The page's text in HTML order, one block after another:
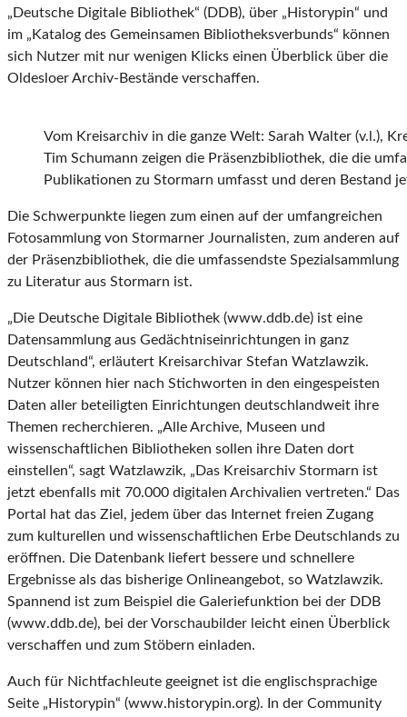
„Deutsche Digitale Bibliothek“ (DDB), über „Historypin“ und
im „Katalog des Gemeinsamen Bibliotheksverbunds“ können
sich Nutzer mit nur wenigen Klicks einen Überblick über die
Oldesloer Archiv-Bestände verschaffen.
Vom Kreisarchiv in die ganze Welt: Sarah Walter (v.l.),
Tim Schumann zeigen die Präsenzbibliothek, die die
Publikationen zu Stormarn umfasst und deren Bestand
Die Schwerpunkte liegen zum einen auf der umfangreichen
Fotosammlung von Stormarner Journalisten, zum anderen auf
der Präsenzbibliothek, die die umfassendste Spezialsammlung
zu Literatur aus Stormarn ist.
„Die Deutsche Digitale Bibliothek (www.ddb.de) ist eine
Datensammlung aus Gedächtniseinrichtungen in ganz
Deutschland“, erläutert Kreisarchivar Stefan Watzlawzik.
Nutzer können hier nach Stichworten in den eingespeisten
Daten aller beteiligten Einrichtungen deutschlandweit ihre
Themen recherchieren. „Alle Archive, Museen und
wissenschaftlichen Bibliotheken sollen ihre Daten dort
einstellen“, sagt Watzlawzik, „Das Kreisarchiv Stormarn ist
jetzt ebenfalls mit 70.000 digitalen Archivalien vertreten.“ Das
Portal hat das Ziel, jedem über das Internet freien Zugang
zum kulturellen und wissenschaftlichen Erbe Deutschlands zu
eröffnen. Die Datenbank liefert bessere und schnellere
Ergebnisse als das bisherige Onlineangebot, so Watzlawzik.
Spannend ist zum Beispiel die Galeriefunktion bei der DDB
(www.ddb.de), bei der Vorschaubilder leicht einen Überblick
verschaffen und zum Stöbern einladen.
Auch für Nichtfachleute geeignet ist die englischsprachige
Seite „Historypin“ (www.historypin.org). In der Community